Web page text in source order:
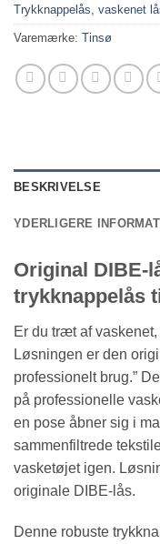
Trykknappelås, vaskenet
Varemærke: Tinsø
BESKRIVELSE
YDERLIGERE
Original DIBE-
trykknappelås
Er du træt af
Løsningen er den
professionelt brug.”
på professionelle
en pose åbner sig i
sammenfiltrede
vasketøjet igen.
originale DIBE-lås.
Denne robuste